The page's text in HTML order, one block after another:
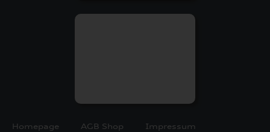
Homepage AGB Shop
Impressum